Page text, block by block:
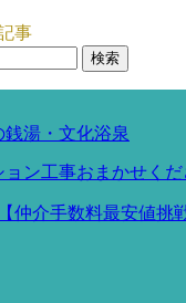
事
湯・文化浴泉
ョン工事おまかせくだ